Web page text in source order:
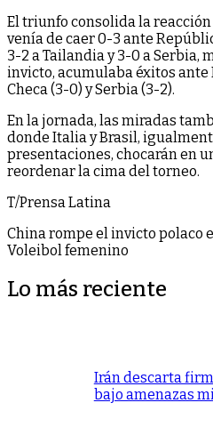
El triunfo consolida la
venía de caer 0-3 ante
3-2 a Tailandia y 3-0 a Serbia,
invicto, acumulaba éxitos ante
Checa (3-0) y Serbia (3-2).
En la jornada, las miradas
donde Italia y Brasil,
presentaciones, chocarán en
reordenar la cima del torneo.
T/Prensa Latina
China rompe el invicto polaco
Voleibol femenino
Lo más reciente
Irán descarta
bajo amenazas